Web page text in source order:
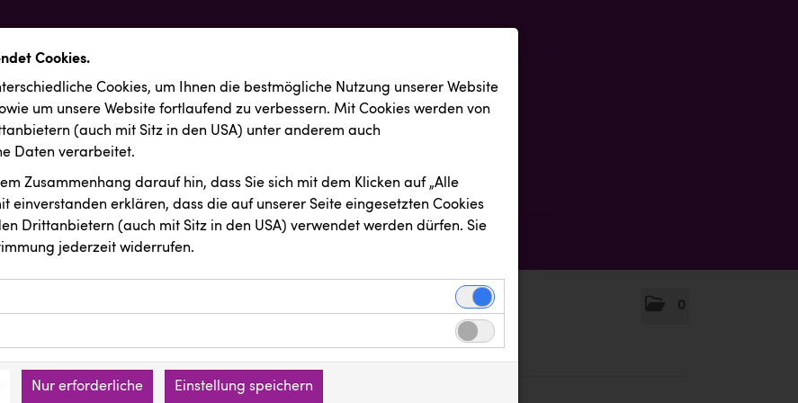
0
Cookies.
Cookies, um Ihnen die best­mögliche Nutzung unserer Website
um unsere Website fortlaufend zu verbessern. Mit Cookies werden von
(auch mit Sitz in den USA) unter anderem auch
Daten verarbeitet.
Zusammenhang darauf hin, dass Sie sich mit dem Klicken auf „Alle
ein­ver­standen erklären, dass die auf unserer Seite eingesetzten Cookies
Drittanbietern (auch mit Sitz in den USA) verwendet werden dürfen. Sie
jederzeit widerrufen.
ermöglichen grundlegende Funktionen und sind für die einwandfreie
erforderlich. Diese Cookies speichern keine personenbezogenen
an keine Dritten übermittelt.
der Website (Erstanbieter)
Besucher unsere Website nutzen.
Nur erforderliche Einstellung speichern